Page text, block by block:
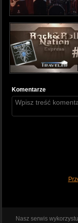
Komentarze
Nasz serwis